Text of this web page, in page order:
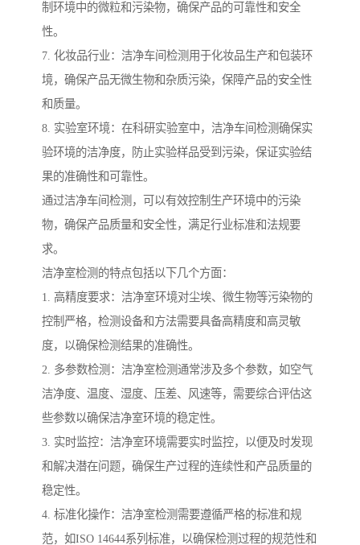
制环境中的微粒和污染物，确保产品的可靠性和安全
性。
7. 化妆品行业：洁净车间检测用于化妆品生产和包装环
境，确保产品无微生物和杂质污染，保障产品的安全性
和质量。
8. 实验室环境：在科研实验室中，洁净车间检测确保实
验环境的洁净度，防止实验样品受到污染，保证实验结
果的准确性和可靠性。
通过洁净车间检测，可以有效控制生产环境中的污染
物，确保产品质量和安全性，满足行业标准和法规要
求。
洁净室检测的特点包括以下几个方面：
1. 高精度要求：洁净室环境对尘埃、微生物等污染物的
控制严格，检测设备和方法需要具备高精度和高灵敏
度，以确保检测结果的准确性。
2. 多参数检测：洁净室检测通常涉及多个参数，如空气
洁净度、温度、湿度、压差、风速等，需要综合评估这
些参数以确保洁净室环境的稳定性。
3. 实时监控：洁净室环境需要实时监控，以便及时发现
和解决潜在问题，确保生产过程的连续性和产品质量的
稳定性。
4. 标准化操作：洁净室检测需要遵循严格的标准和规
范，如ISO 14644系列标准，以确保检测过程的规范性和